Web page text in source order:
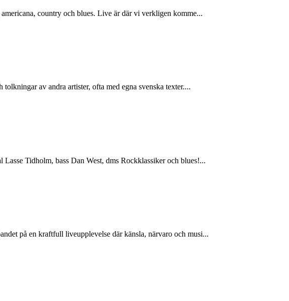
country och blues. Live är där vi verkligen komme...
av andra artister, ofta med egna svenska texter....
Tidholm, bass Dan West, dms Rockklassiker och blues!...
på en kraftfull liveupplevelse där känsla, närvaro och musi...